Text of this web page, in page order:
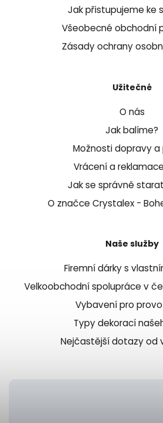
Jak přistupujeme ke
Všeobecné obchodní
Zásady ochrany
Užitečné
O nás
Jak balíme?
Možnosti dopravy
Vrácení a
Jak se správně
O značce Crystalex -
Naše služby
Firemní dárky s
Velkoobchodní spolupráce v
Vybavení pro
Typy dekorací
Nejčastější dotazy od